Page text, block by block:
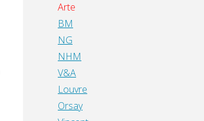
Arte
BM
NG
NHM
V&A
Louvre
Orsay